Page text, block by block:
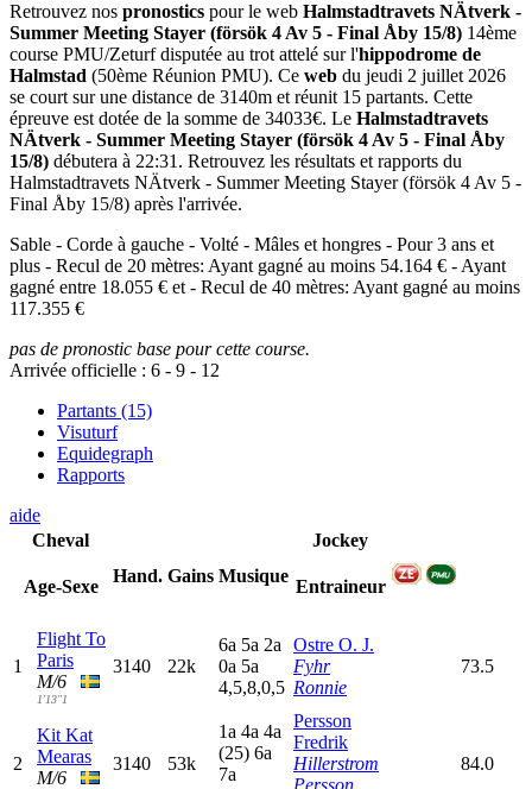
Retrouvez nos pronostics pour le web Halmstadtravets NÄtverk -
Summer Meeting Stayer (försök 4 Av 5 - Final Åby 15/8) 14ème
course PMU/Zeturf disputée au trot attelé sur l'hippodrome de
Halmstad (50ème Réunion PMU). Ce web du jeudi 2 juillet 2026
se court sur une distance de 3140m et réunit 15 partants. Cette
épreuve est dotée de la somme de 34033€. Le Halmstadtravets
NÄtverk - Summer Meeting Stayer (försök 4 Av 5 - Final Åby
15/8) débutera à 22:31. Retrouvez les résultats et rapports du
Halmstadtravets NÄtverk - Summer Meeting Stayer (försök 4 Av 5 -
Final Åby 15/8) après l'arrivée.
Sable - Corde à gauche - Volté - Mâles et hongres - Pour 3 ans et
plus - Recul de 20 mètres: Ayant gagné au moins 54.164 € - Ayant
gagné entre 18.055 € et - Recul de 40 mètres: Ayant gagné au moins
117.355 €
pas de pronostic base pour cette course.
Arrivée officielle : 6 - 9 - 12
Partants (15)
Visuturf
Equidegraph
Rapports
aide
Cheval
Age-Sexe
Hand. Gains Musique
Jockey
Entraineur
1
Flight To
Paris
M/6
1'13"1
3140 22k
6a 5a 2a
0a 5a
4,5,8,0,5
Ostre O. J.
Fyhr
Ronnie
73.5
2
Kit Kat
Mearas
M/6
3140 53k
1a 4a 4a
(25) 6a
7a
Persson
Fredrik
Hillerstrom
Persson
84.0